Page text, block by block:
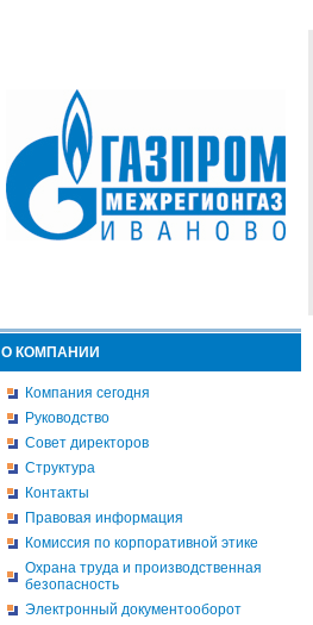
О КОМПАНИИ
Компания сегодня
Руководство
Совет директоров
Структура
Контакты
Правовая информация
Комиссия по корпоративной этике
Охрана труда и производственная
безопасность
Электронный документооборот